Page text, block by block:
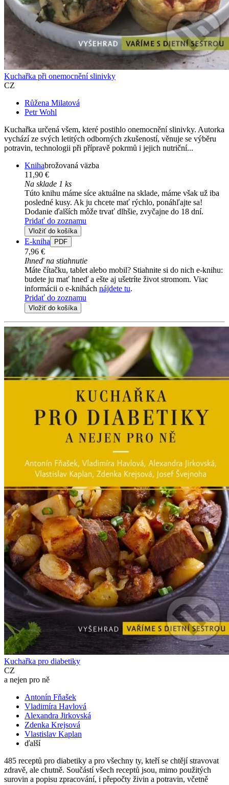
Kuchařka při onemocnění slinivky
CZ
Růžena Milatová
Petr Wohl
Kuchařka určená všem, které postihlo onemocnění slinivky. Autorka
vychází ze svých letitých odborných zkušeností, věnuje se výběru
potravin, technologii při přípravě pokrmů i jejich nutriční...
Knihabrožovaná väzba
11,90 €
Na sklade 1 ks
Túto knihu máme síce aktuálne na sklade, máme však už iba
posledné kusy. Ak ju chcete mať rýchlo, ponáhľajte sa!
Dodanie ďalších môže trvať dlhšie, zvyčajne do 18 dní.
Pridať do zoznamu
Vložiť do košíka
E-kniha PDF
7,96 €
Ihneď na stiahnutie
Máte čítačku, tablet alebo mobil? Stiahnite si do nich e-knihu:
budete ju mať hneď a ešte aj ušetríte život stromom. Viac
informácii o e-knihách nájdete tu.
Pridať do zoznamu
Vložiť do košíka
Kuchařka pro diabetiky
CZ
a nejen pro ně
Antonín Fňašek
Vladimíra Havlová
Alexandra Jirkovská
Zdenka Krejsová
Vlastislav Kaplan
ďalší
485 receptů pro diabetiky a pro všechny ty, kteří se chtějí stravovat
zdravě, ale chutně. Součástí všech receptů jsou, mimo použitých
surovin a popisu zpracování, i přepočty živin a potravin, včetně